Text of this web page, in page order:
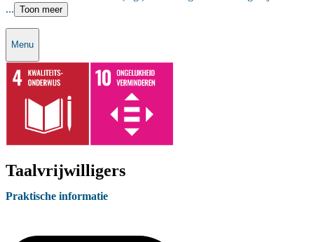
... Toon meer
Menu
Taalvrijwilligers
Praktische informatie